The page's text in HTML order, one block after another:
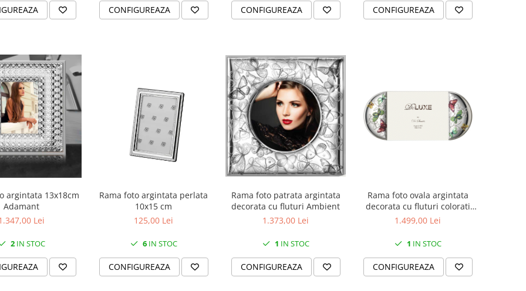
CONFIGUREAZA CONFIGUREAZA CONFIGUREAZA
argintata 13x18cm
Adamant
Lei
2IN STOC
Rama foto argintata perlata
10x15 cm
125,00 Lei
6IN STOC
CONFIGUREAZA
Rama foto patrata argintata
decorata cu fluturi Ambient
1.373,00 Lei
1 IN STOC
CONFIGUREAZA
Rama foto ovala argintata
decorata cu fluturi colorati
Ambient
1.499,00 Lei
1 IN STOC
CONFIGUREAZA